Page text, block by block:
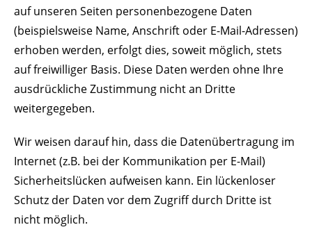
auf unseren Seiten personenbezogene Daten
(beispielsweise Name, Anschrift oder E-Mail-Adressen)
erhoben werden, erfolgt dies, soweit möglich, stets
auf freiwilliger Basis. Diese Daten werden ohne Ihre
ausdrückliche Zustimmung nicht an Dritte
weitergegeben.
Wir weisen darauf hin, dass die Datenübertragung im
Internet (z.B. bei der Kommunikation per E-Mail)
Sicherheitslücken aufweisen kann. Ein lückenloser
Schutz der Daten vor dem Zugriff durch Dritte ist
nicht möglich.